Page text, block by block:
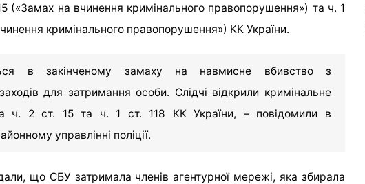
(«Замах на вчинення кримінального правопорушення») та ч. 1
кримінального правопорушення») КК України.
в закінченому замаху на навмисне вбивство з
для затримання особи. Слідчі відкрили кримінальне
ч. 2 ст. 15 та ч. 1 ст. 118 КК України, – повідомили в
управлінні поліції.
що СБУ затримала членів агентурної мережі, яка збирала